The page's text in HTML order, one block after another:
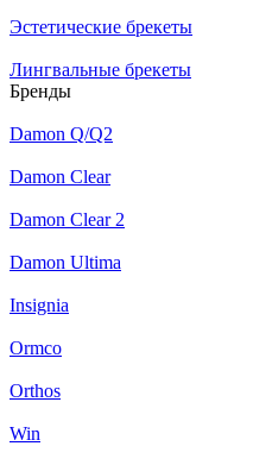
Эстетические брекеты
Лингвальные брекеты
Бренды
Damon Q/Q2
Damon Clear
Damon Clear 2
Damon Ultima
Insignia
Ormco
Orthos
Win